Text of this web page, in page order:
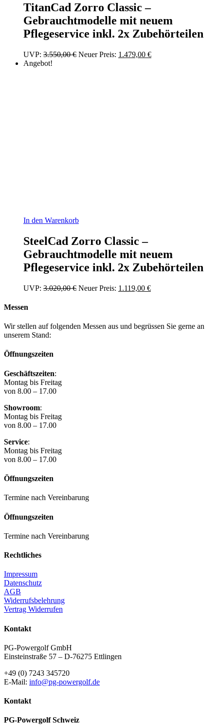
TitanCad Zorro Classic –
Gebrauchtmodelle mit neuem
Pflegeservice inkl. 2x Zubehörteilen
UVP: 3.550,00€ Ursprünglicher
Neuer Preis: 1.479,00 €Aktueller
Angebot!
In den Warenkorb
SteelCad Zorro Classic –
Gebrauchtmodelle mit neuem
Pflegeservice inkl. 2x Zubehörteilen
UVP: 3.020,00€ Ursprünglicher
Neuer Preis: 1.119,00 €Aktueller
Messen
Wir stellen auf folgenden Messen aus und begrüssen Sie gerne an
unserem Stand:
Öffnungszeiten
Geschäftszeiten:
Montag bis Freitag
von 8.00 – 17.00
Showroom:
Montag bis Freitag
von 8.00 – 17.00
Service:
Montag bis Freitag
von 8.00 – 17.00
Öffnungszeiten
Termine nach Vereinbarung
Öffnungszeiten
Termine nach Vereinbarung
Rechtliches
Impressum
Datenschutz
AGB
Widerrufsbelehrung
Vertrag Widerrufen
Kontakt
PG-Powergolf GmbH
Einsteinstraße 57 – D-76275 Ettlingen
+49 (0) 7243 345720
E-Mail: info@pg-powergolf.de
Kontakt
PG-Powergolf Schweiz